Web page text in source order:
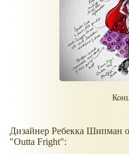
Дизайнер Ребекка Шипман
"Outta Fright":